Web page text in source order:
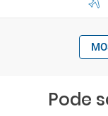
Pode